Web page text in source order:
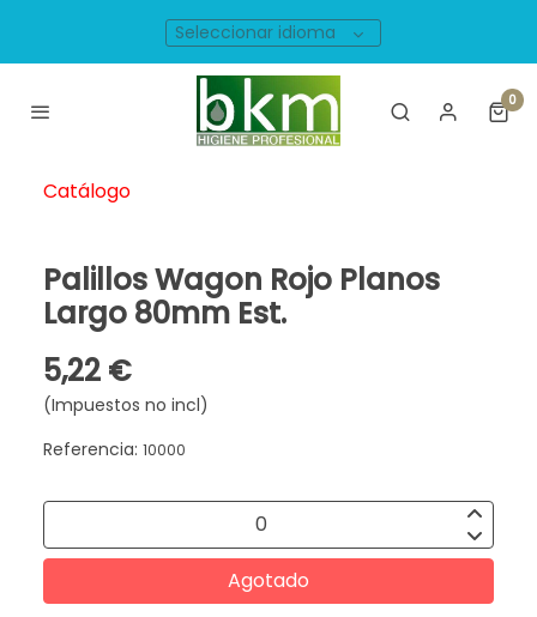
Seleccionar idioma
0
Catálogo
Palillos Wagon Rojo Planos
Largo 80mm Est.
5,22 €
(Impuestos no incl)
Referencia: 10000
Agotado